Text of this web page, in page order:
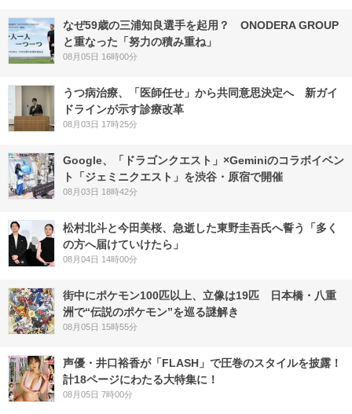
なぜ59歳の三浦知良選手を起用？ ONODERA GROUP
と重なった「努力の積み重ね」
08月05日 16時00分
うつ病治療、「医師任せ」から共同意思決定へ 新ガイ
ドラインが示す診療改革
08月03日 17時25分
Google、「ドラゴンクエスト」×Geminiのコラボイベン
ト「ジェミニクエスト」を渋谷・原宿で開催
08月03日 18時42分
松村北斗と今田美桜、急逝した東野圭吾氏へ誓う「多く
の方へ届けていけたら」
08月04日 14時00分
街中にポケモン100匹以上、立像は19匹 日本橋・八重
洲で“伝説のポケモン”を巡る謎解き
08月05日 15時55分
声優・井口裕香が「FLASH」で圧巻のスタイルを披露！
計18ページにわたる大特集に！
08月05日 7時00分